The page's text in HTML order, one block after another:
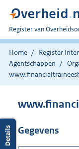
U
bent
nu
hier:
Register van
Home
Register
Agentschappen
Gegevens